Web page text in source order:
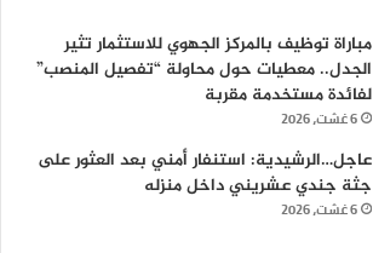
مباراة توظيف بالمركز الجهوي للاستثمار تثير
الجدل.. معطيات حول محاولة “تفصيل المنصب”
لفائدة مستخدمة مقربة
6 غشت، 2026
عاجل…الرشيدية: استنفار أمني بعد العثور على
جثة جندي عشريني داخل منزله
6 غشت، 2026